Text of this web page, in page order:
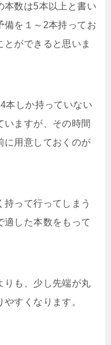
本数は5本以上と書い
備を１～2本持ってお
ができると思いま
本しか持っていない
いますが、その時間
に用意しておくのが
って行ってしまう
適した本数をもって
りも、少し先端が丸
すくなります。